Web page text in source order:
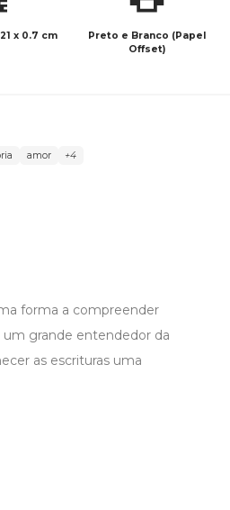
x 0.7 cm
Preto e Branco (Papel
Offset)
amor +4
forma a compreender
grande entendedor da
as escrituras uma